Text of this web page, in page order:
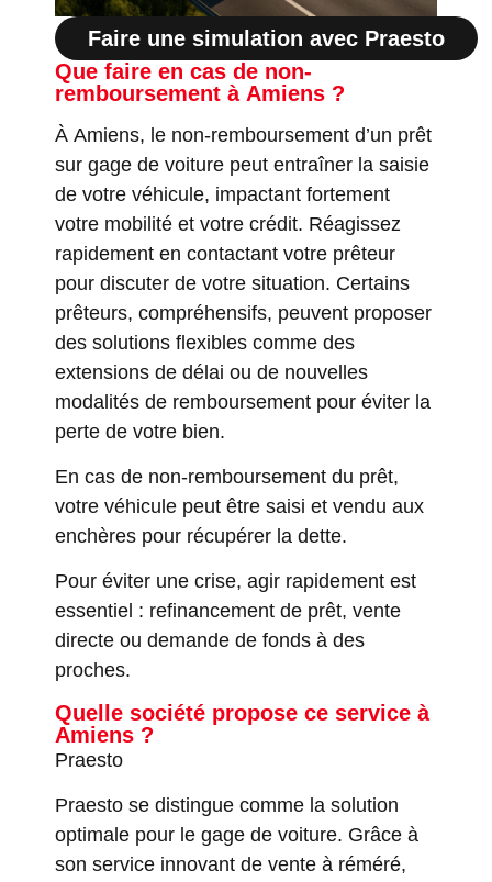
Faire une simulation avec Praesto
Que faire en cas de non-
remboursement à Amiens ?
À Amiens, le non-remboursement d’un prêt
sur gage de voiture peut entraîner la saisie
de votre véhicule, impactant fortement
votre mobilité et votre crédit. Réagissez
rapidement en contactant votre prêteur
pour discuter de votre situation. Certains
prêteurs, compréhensifs, peuvent proposer
des solutions flexibles comme des
extensions de délai ou de nouvelles
modalités de remboursement pour éviter la
perte de votre bien.
En cas de non-remboursement du prêt,
votre véhicule peut être saisi et vendu aux
enchères pour récupérer la dette.
Pour éviter une crise, agir rapidement est
essentiel : refinancement de prêt, vente
directe ou demande de fonds à des
proches.
Quelle société propose ce service à
Amiens ?
Praesto
Praesto se distingue comme la solution
optimale pour le gage de voiture. Grâce à
son service innovant de vente à réméré,